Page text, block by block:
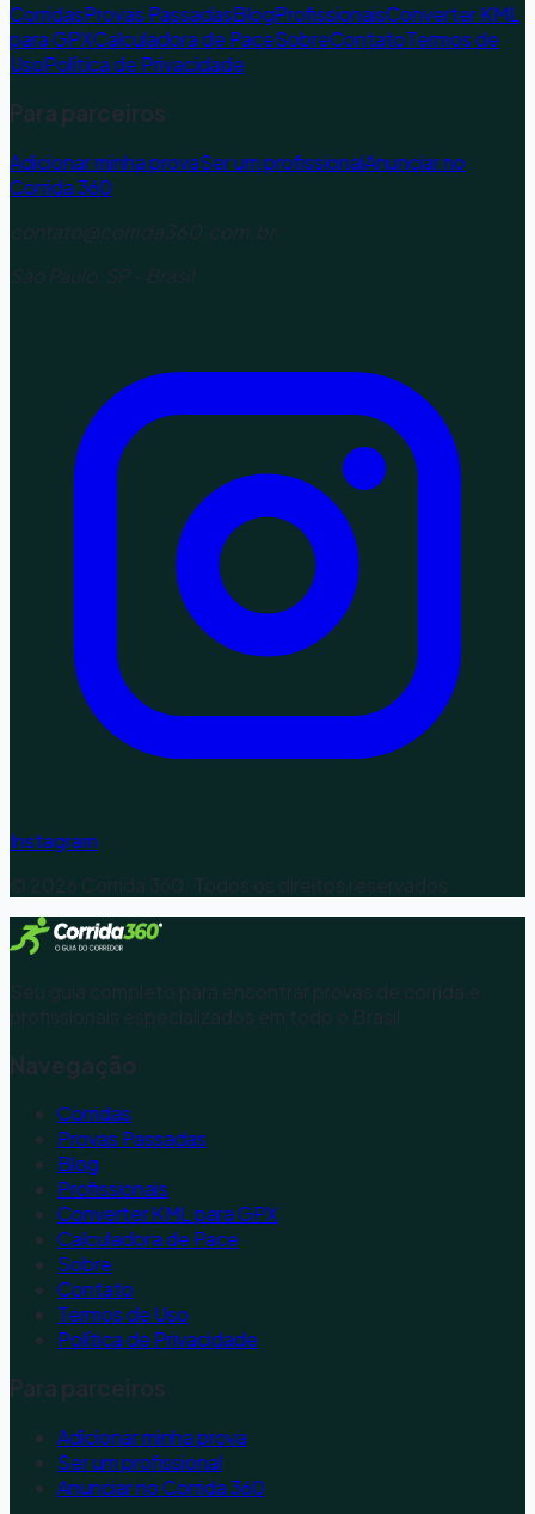
CorridasProvas PassadasBlogProfissionaisConverter KML
para GPXCalculadora de PaceSobreContatoTermos de
UsoPolítica de Privacidade
Para parceiros
Adicionar minha provaSer um profissionalAnunciar no
Corrida 360
contato@corrida360.com.br
São Paulo, SP - Brasil
Instagram
© 2026 Corrida 360. Todos os direitos reservados.
Seu guia completo para encontrar provas de corrida e
profissionais especializados em todo o Brasil.
Navegação
Corridas
Provas Passadas
Blog
Profissionais
Converter KML para GPX
Calculadora de Pace
Sobre
Contato
Termos de Uso
Política de Privacidade
Para parceiros
Adicionar minha prova
Ser um profissional
Anunciar no Corrida 360